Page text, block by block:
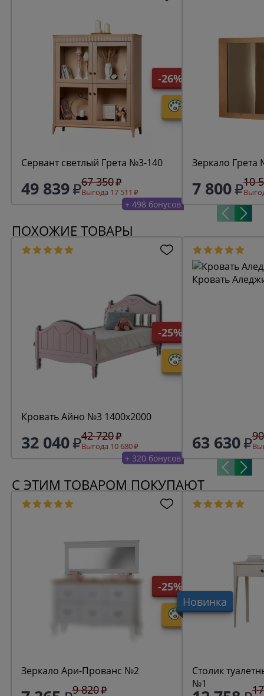
-26%
Сервант светлый Грета №3-140
49 839 67 350
Выгода 17 511
+ 498 бонусов
Зеркало Грета
7 800 10
ПОХОЖИЕ ТОВАРЫ
-25%
Кровать Айно №3 1400х2000
32 040 42 720
Выгода 10 680
+ 320 бонусов
Кровать
63 630
С ЭТИМ ТОВАРОМ ПОКУПАЮТ
-25%
Зеркало Ари-Прованс №2
9 820
Новинка
Столик
№1